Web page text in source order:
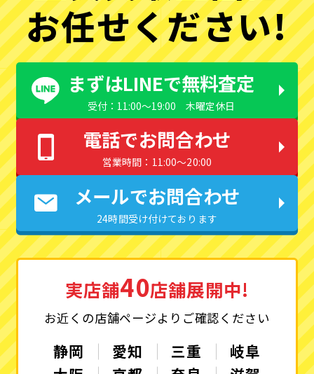
お任せください!
まずはLINEで無料査定
受付：11:00〜19:00 木曜定休日
電話でお問合わせ
営業時間：11:00〜20:00
メールでお問合わせ
24時間受け付けております
実店舗40店舗展開中!
お近くの店舗ページよりご確認ください
静岡 愛知 三重
岐阜